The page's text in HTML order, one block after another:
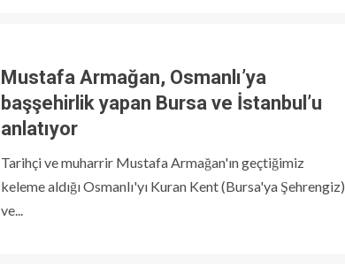
Mustafa Armağan, Osmanlı’ya
başşehirlik yapan Bursa ve İstanbul’u
anlatıyor
Tarihçi ve muharrir Mustafa Armağan'ın geçtiğimiz
keleme aldığı Osmanlı'yı Kuran Kent (Bursa'ya Şehrengiz)
ve...